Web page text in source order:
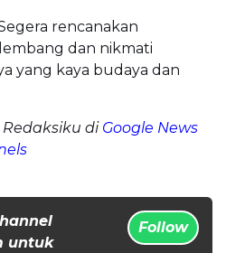
rencanakan
dan nikmati
yang kaya budaya dan
di Google News
untuk
Follow